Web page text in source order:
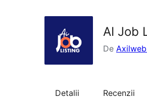
AI Job
De
Detalii Recenzii